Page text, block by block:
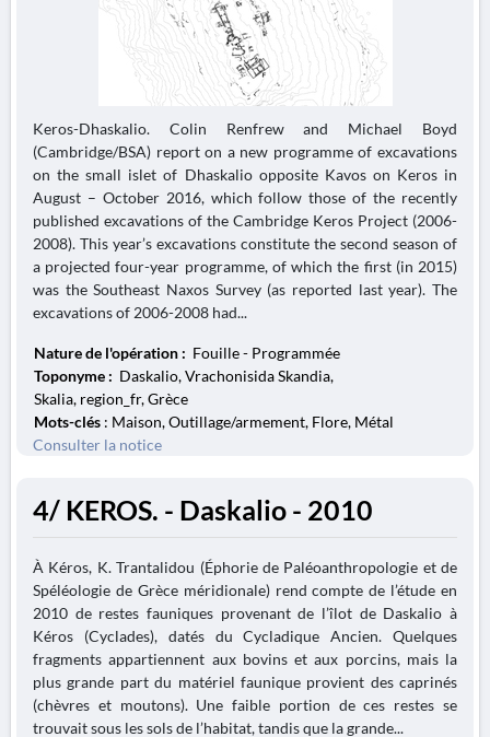
Keros-Dhaskalio. Colin Renfrew and Michael Boyd
(Cambridge/BSA) report on a new programme of excavations
on the small islet of Dhaskalio opposite Kavos on Keros in
August – October 2016, which follow those of the recently
published excavations of the Cambridge Keros Project (2006-
2008). This year’s excavations constitute the second season of
a projected four-year programme, of which the first (in 2015)
was the Southeast Naxos Survey (as reported last year). The
excavations of 2006-2008 had...
Nature de l'opération : Fouille - Programmée
Toponyme : Daskalio, Vrachonisida Skandia,
Skalia, region_fr, Grèce
Mots-clés : Maison, Outillage/armement, Flore, Métal
Consulter la notice
4/ KEROS. - Daskalio - 2010
À Kéros, K. Trantalidou (Éphorie de Paléoanthropologie et de
Spéléologie de Grèce méridionale) rend compte de l’étude en
2010 de restes fauniques provenant de l’îlot de Daskalio à
Kéros (Cyclades), datés du Cycladique Ancien. Quelques
fragments appartiennent aux bovins et aux porcins, mais la
plus grande part du matériel faunique provient des caprinés
(chèvres et moutons). Une faible portion de ces restes se
trouvait sous les sols de l’habitat, tandis que la grande...